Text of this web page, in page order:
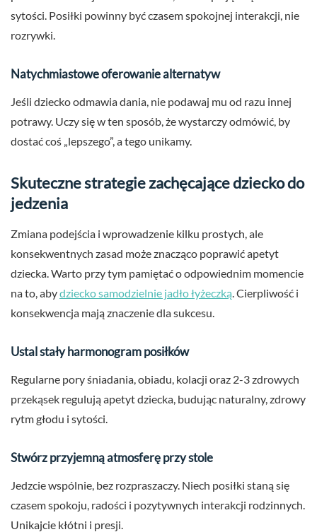
sytości. Posiłki powinny być czasem spokojnej interakcji, nie
rozrywki.
Natychmiastowe oferowanie alternatyw
Jeśli dziecko odmawia dania, nie podawaj mu od razu innej
potrawy. Uczy się w ten sposób, że wystarczy odmówić, by
dostać coś „lepszego”, a tego unikamy.
Skuteczne strategie zachęcające dziecko do
jedzenia
Zmiana podejścia i wprowadzenie kilku prostych, ale
konsekwentnych zasad może znacząco poprawić apetyt
dziecka. Warto przy tym pamiętać o odpowiednim momencie
na to, abydziecko samodzielnie jadło łyżeczką . Cierpliwość i
konsekwencja mają znaczenie dla sukcesu.
Ustal stały harmonogram posiłków
Regularne pory śniadania, obiadu, kolacji oraz 2-3 zdrowych
przekąsek regulują apetyt dziecka, budując naturalny, zdrowy
rytm głodu i sytości.
Stwórz przyjemną atmosferę przy stole
Jedzcie wspólnie, bez rozpraszaczy. Niech posiłki staną się
czasem spokoju, radości i pozytywnych interakcji rodzinnych.
Unikajcie kłótni i presji.